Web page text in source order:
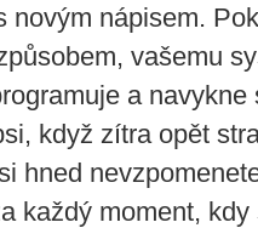
novým nápisem.
vašemu
a
když zítra opět
hned
každý moment,